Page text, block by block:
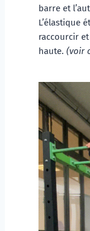
barre et
L’élastique
raccourcir
haute. (voir